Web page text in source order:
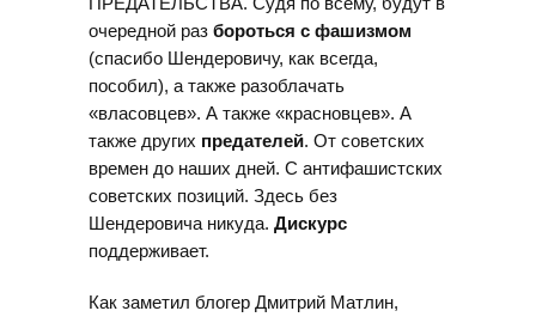
очередной раз бороться с фашизмом
(спасибо Шендеровичу, как всегда,
пособил), а также разоблачать
«власовцев». А также «красновцев». А
также других предателей. От советских
времен до наших дней. С антифашистских
советских позиций. Здесь без
Шендеровича никуда. Дискурс
поддерживает.
Как заметил блогер Дмитрий Матлин,